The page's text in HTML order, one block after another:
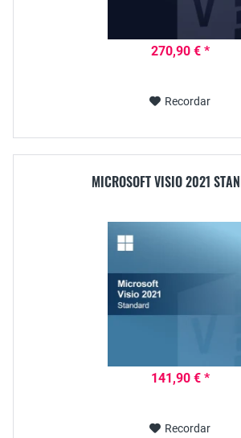
270,90 € *
Recordar
MICROSOFT VISIO 2021
141,90 € *
Recordar